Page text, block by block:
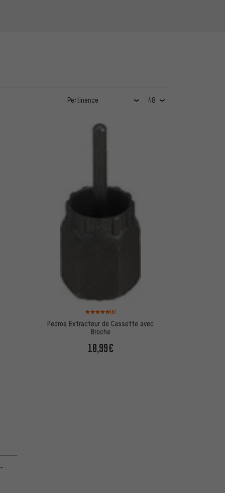
d'après 4 avis
Note moyenne : 5 sur 5 d'après 6 avis
(6)
Pedros Extracteur de Cassette avec
Broche
10,99€